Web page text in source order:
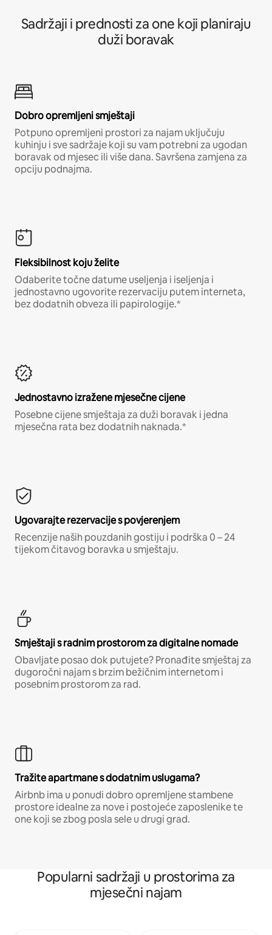
Sadržaji i prednosti za one koji planiraju
duži boravak
Dobro opremljeni smještaji
Potpuno opremljeni prostori za najam uključuju
kuhinju i sve sadržaje koji su vam potrebni za ugodan
boravak od mjesec ili više dana. Savršena zamjena za
opciju podnajma.
Fleksibilnost koju želite
Odaberite točne datume useljenja i iseljenja i
jednostavno ugovorite rezervaciju putem interneta,
bez dodatnih obveza ili papirologije.*
Jednostavno izražene mjesečne cijene
Posebne cijene smještaja za duži boravak i jedna
mjesečna rata bez dodatnih naknada.*
Ugovarajte rezervacije s povjerenjem
Recenzije naših pouzdanih gostiju i podrška 0 – 24
tijekom čitavog boravka u smještaju.
Smještaji s radnim prostorom za digitalne nomade
Obavljate posao dok putujete? Pronađite smještaj za
dugoročni najam s brzim bežičnim internetom i
posebnim prostorom za rad.
Tražite apartmane s dodatnim uslugama?
Airbnb ima u ponudi dobro opremljene stambene
prostore idealne za nove i postojeće zaposlenike te
one koji se zbog posla sele u drugi grad.
Popularni sadržaji u prostorima za
mjesečni najam